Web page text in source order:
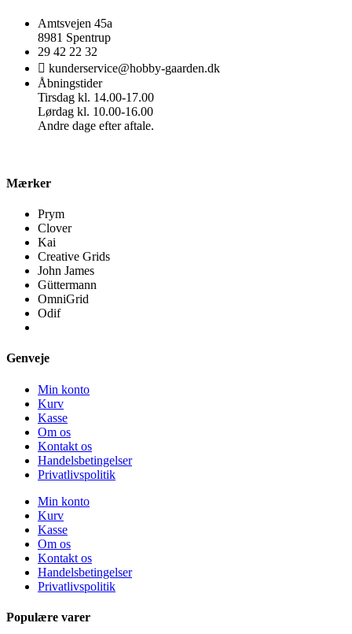
Amtsvejen 45a
8981 Spentrup
29 42 22 32
kunderservice@hobby-gaarden.dk
Åbningstider
Tirsdag kl. 14.00-17.00
Lørdag kl. 10.00-16.00
Andre dage efter aftale.
Mærker
Prym
Clover
Kai
Creative Grids
John James
Güttermann
OmniGrid
Odif
Genveje
Min konto
Kurv
Kasse
Om os
Kontakt os
Handelsbetingelser
Privatlivspolitik
Min konto
Kurv
Kasse
Om os
Kontakt os
Handelsbetingelser
Privatlivspolitik
Populære varer